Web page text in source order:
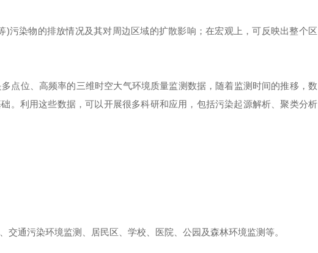
)污染物的排放情况及其对周边区域的扩散影响；在宏观上，可反映出整个区
点位、高频率的三维时空大气环境质量监测数据，随着监测时间的推移，数
。利用这些数据，可以开展很多科研和应用，包括污染起源解析、聚类分析
通污染环境监测、居民区、学校、医院、公园及森林环境监测等。